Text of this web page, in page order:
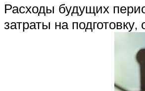
Расходы будущих
затраты на